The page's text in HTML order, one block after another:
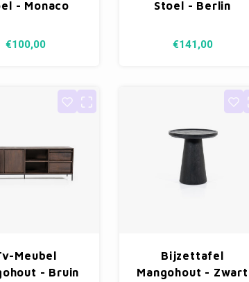
- Monaco
€100,00
Stoel - Berlin
€141,00
Meubel
- Bruin
Bijzettafel
Mangohout - Zwart